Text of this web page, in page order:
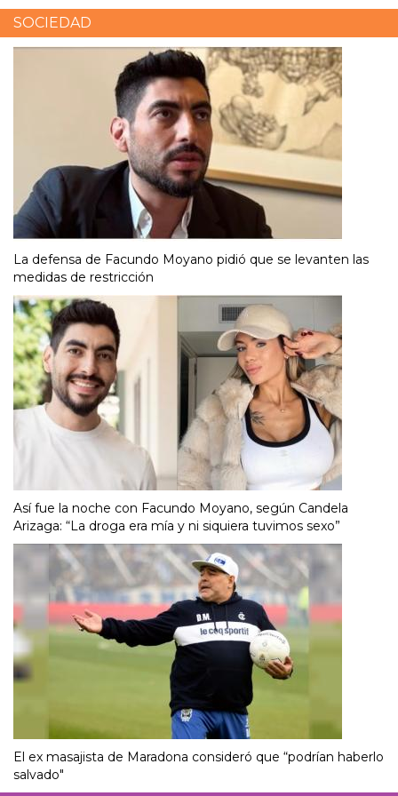
SOCIEDAD
La defensa de Facundo Moyano pidió que se levanten las
medidas de restricción
Así fue la noche con Facundo Moyano, según Candela
Arizaga: “La droga era mía y ni siquiera tuvimos sexo”
El ex masajista de Maradona consideró que “podrían haberlo
salvado"